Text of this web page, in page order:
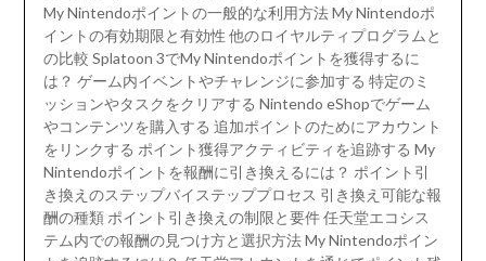
My Nintendoポイントの一般的な利用方法 My Nintendoポ
イントの有効期限と有効性 他のロイヤルティプログラムと
の比較 Splatoon 3でMy Nintendoポイントを獲得するに
は？ ゲーム内イベントやチャレンジに参加する 特定のミ
ッションやタスクをクリアする Nintendo eShopでゲーム
やコンテンツを購入する 追加ポイントのためにアカウント
をリンクする ポイント獲得アクティビティを追跡する My
Nintendoポイントを報酬に引き換えるには？ ポイント引
き換えのステップバイステッププロセス 引き換え可能な報
酬の種類 ポイント引き換えの制限と要件 任天堂エコシス
テム内での報酬の見つけ方と選択方法 My Nintendoポイン